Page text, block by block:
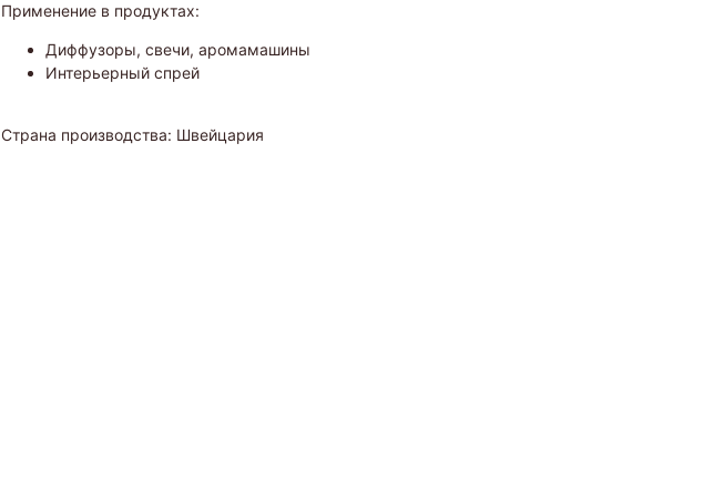
Применение в продуктах:
Диффузоры, свечи, аромамашины
Интерьерный спрей
Страна производства: Швейцария